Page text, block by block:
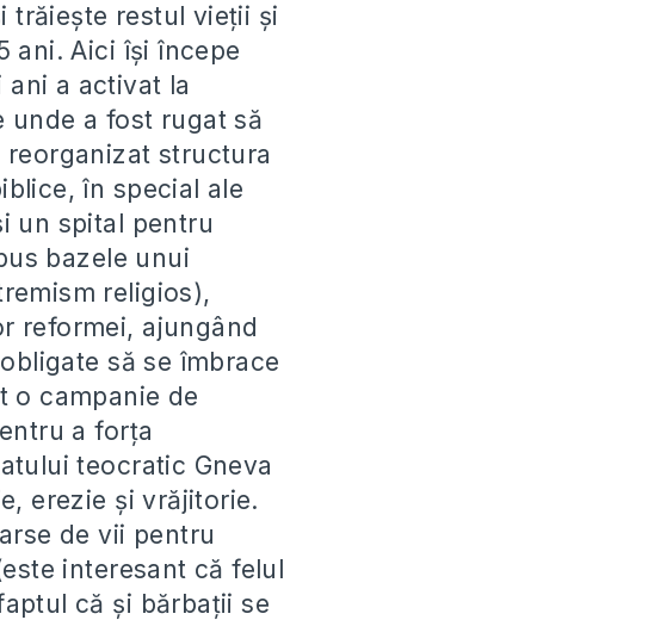
trăiește restul vieții și
ani. Aici își începe
a activat la
unde a fost rugat să
reorganizat structura
în special ale
un spital pentru
bazele unui
religios),
reformei, ajungând
să se îmbrace
o campanie de
a forța
teocratic Gneva
erezie și vrăjitorie.
de vii pentru
interesant că felul
că și bărbații se